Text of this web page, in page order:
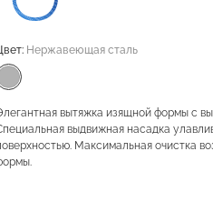
Нержавеющая сталь
вытяжка изящной формы с
выдвижная насадка
Максимальная очистка